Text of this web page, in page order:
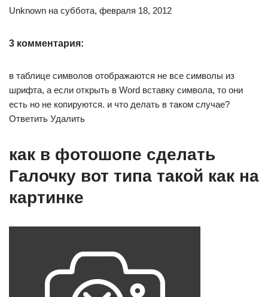
Unknown на суббота, февраля 18, 2012
3 комментария:
в таблице символов отображаются не все символы из
шрифта, а если открыть в Word вставку символа, то они
есть но не копируются. и что делать в таком случае?
Ответить Удалить
как в фотошопе сделать
Галочку вот типа такой как на
картинке